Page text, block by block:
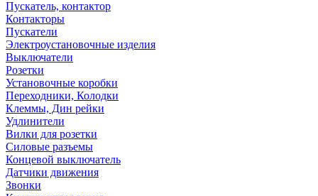
Пускатель, контактор
Контакторы
Пускатели
Электроустановочные изделия
Выключатели
Розетки
Установочные коробки
Переходники, Колодки
Клеммы, Дин рейки
Удлинители
Вилки для розетки
Силовые разъемы
Концевой выключатель
Датчики движения
Звонки